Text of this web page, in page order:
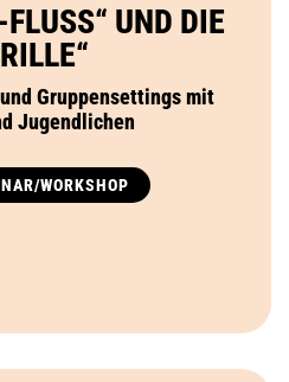
UND DIE
Gruppensettings mit
Jugendlichen
WORKSHOP